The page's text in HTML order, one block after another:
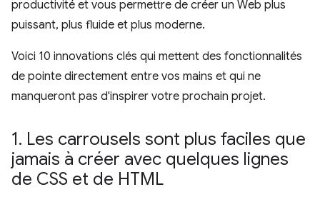
productivité et vous permettre de créer un Web plus
puissant, plus fluide et plus moderne.
Voici 10 innovations clés qui mettent des fonctionnalités
de pointe directement entre vos mains et qui ne
manqueront pas d'inspirer votre prochain projet.
1. Les carrousels sont plus faciles que
jamais à créer avec quelques lignes
de CSS et de HTML